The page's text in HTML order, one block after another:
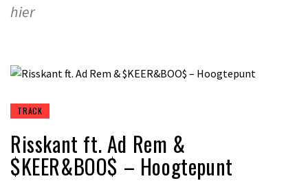
hier
TRACK
Risskant ft. Ad Rem &
$KEER&BOO$ – Hoogtepunt